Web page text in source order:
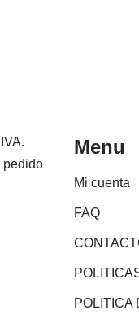
pedido
Menu
Mi cuenta
FAQ
POLITICA